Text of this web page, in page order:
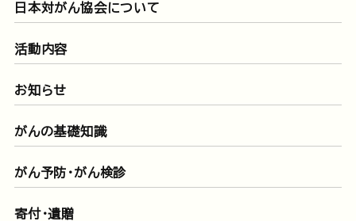
日本対がん協会について
活動内容
お知らせ
がんの基礎知識
がん予防・がん検診
寄付・遺贈